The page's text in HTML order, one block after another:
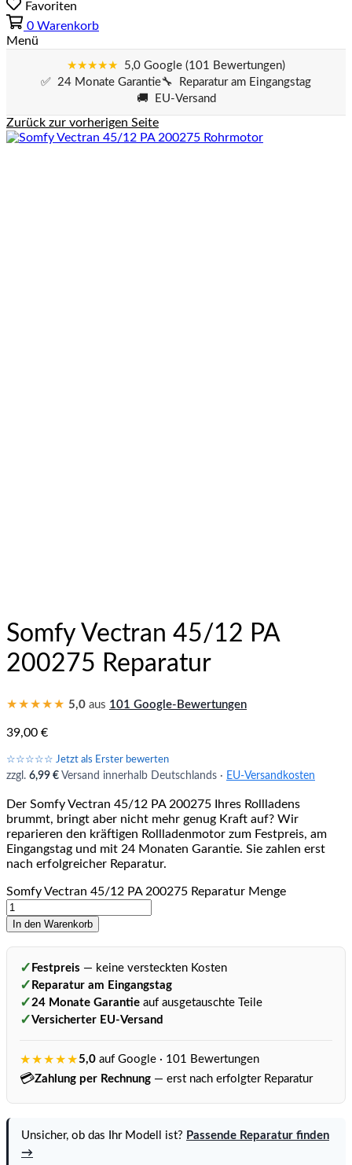
Favoriten
0 Warenkorb
Menü
★★★★★ 5,0 Google (101 Bewertungen)
✅ 24 Monate Garantie🔧 Reparatur am Eingangstag
🚚 EU-Versand
Zurück zur vorherigen Seite
Somfy Vectran 45/12 PA
200275 Reparatur
★★★★★ 5,0 aus 101 Google-Bewertungen
39,00 €
☆☆☆☆☆ Jetzt als Erster bewerten
zzgl. 6,99 € Versand innerhalb Deutschlands · EU-Versandkosten
Der Somfy Vectran 45/12 PA 200275 Ihres Rollladens
brummt, bringt aber nicht mehr genug Kraft auf? Wir
reparieren den kräftigen Rollladenmotor zum Festpreis, am
Eingangstag und mit 24 Monaten Garantie. Sie zahlen erst
nach erfolgreicher Reparatur.
Somfy Vectran 45/12 PA 200275 Reparatur Menge
In den Warenkorb
✓ Festpreis — keine versteckten Kosten
✓ Reparatur am Eingangstag
✓24 Monate Garantie auf ausgetauschte Teile
✓Versicherter EU-Versand
★★★★★5,0 auf Google · 101 Bewertungen
💳Zahlung per Rechnung — erst nach erfolgter Reparatur
Unsicher, ob das Ihr Modell ist? Passende Reparatur finden
→